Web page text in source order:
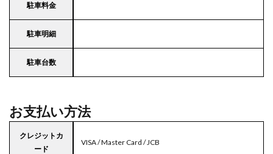
駐車料金
駐車明細
駐車台数
お支払い方法
クレジットカ
ード
VISA / Master Card / JCB